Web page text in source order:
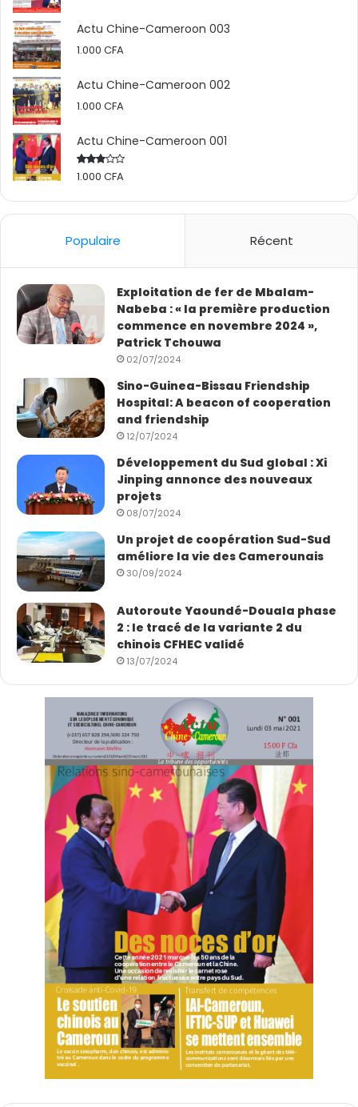
Actu Chine-Cameroon 003
1.000 CFA
Actu Chine-Cameroon 002
1.000 CFA
Actu Chine-Cameroon 001
Rated
1.000 CFA
Populaire Récent
Exploitation de fer de Mbalam-
Nabeba : « la première production
commence en novembre 2024 »,
Patrick Tchouwa
02/07/2024
Sino-Guinea-Bissau Friendship
Hospital: A beacon of cooperation
and friendship
12/07/2024
Développement du Sud global : Xi
Jinping annonce des nouveaux
projets
08/07/2024
Un projet de coopération Sud-Sud
améliore la vie des Camerounais
30/09/2024
Autoroute Yaoundé-Douala phase
2 : le tracé de la variante 2 du
chinois CFHEC validé
13/07/2024